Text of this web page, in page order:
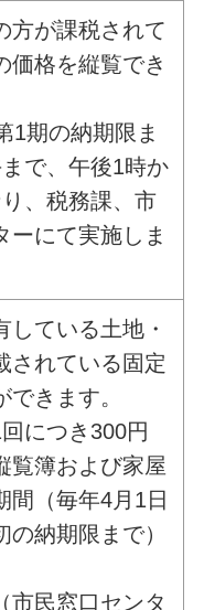
方が課税されて
価格を縦覧でき
1期の納期限ま
で、午後1時か
、税務課、市
ーにて実施しま
ている土地・
されている固定
きます。
につき300円
覧簿および家屋
間（毎年4月1日
納期限まで）
市民窓口センタ